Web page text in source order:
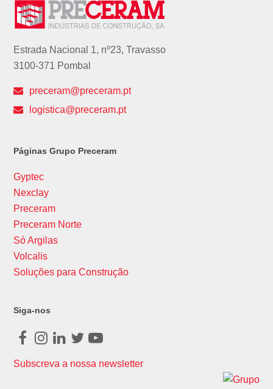
k
m
n
Estrada Nacional 1, nº23, Travasso
3100-371 Pombal
preceram@preceram.pt
logistica@preceram.pt
Páginas Grupo Preceram
Gyptec
Nexclay
Preceram
Preceram Norte
Só Argilas
Volcalis
Soluções para Construção
Siga-nos
Facebook
Instagram
LinkedIn
TwitterYoutube
Subscreva a nossa newsletter